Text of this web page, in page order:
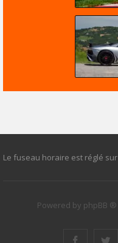
Le fuseau horaire est réglé sur
Powered by phpBB ®